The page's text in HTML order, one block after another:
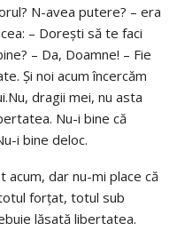
N-avea putere? – era
– Doreşti să te faci
– Da, Doamne! – Fie
Şi noi acum încercăm
dragii mei, nu asta
Nu-i bine că
i bine deloc.
acum, dar nu-mi place că
forţat, totul sub
lăsată libertatea.